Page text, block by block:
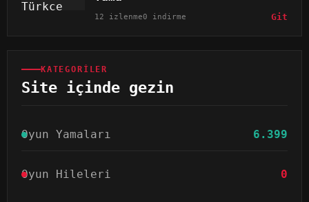
12 izlenme0 indirme Git
KATEGORILER
Site içinde gezin
Oyun Yamaları 6.399
Oyun Hileleri 0